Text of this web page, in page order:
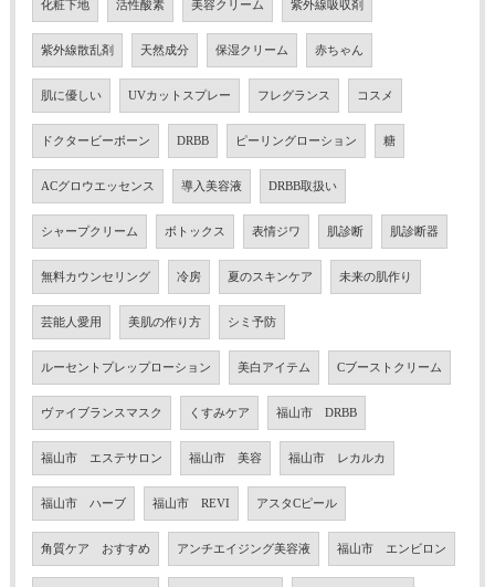
化粧下地 活性酸素 美容クリーム 紫外線吸収剤
紫外線散乱剤 天然成分 保湿クリーム 赤ちゃん
肌に優しい UVカットスプレー フレグランス コスメ
ドクタービーボーン DRBB ピーリングローション 糖
ACグロウエッセンス 導入美容液 DRBB取扱い
シャープクリーム ボトックス 表情ジワ 肌診断 肌診断器
無料カウンセリング 冷房 夏のスキンケア 未来の肌作り
芸能人愛用 美肌の作り方 シミ予防
ルーセントプレップローション 美白アイテム Cブーストクリーム
ヴァイブランスマスク くすみケア 福山市 DRBB
福山市 エステサロン 福山市 美容 福山市 レカルカ
福山市 ハーブ 福山市 REVI アスタCピール
角質ケア おすすめ アンチエイジング美容液 福山市 エンビロン